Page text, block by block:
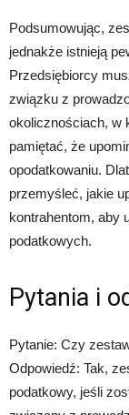
Podsumowując,
jednakże istnieją
Przedsiębiorcy
związku z
okolicznościach, w
pamiętać, że
opodatkowaniu.
przemyśleć, jakie
kontrahentom, aby
podatkowych.
Pytania i
Pytanie: Czy
Odpowiedź: Tak,
podatkowy, jeśli